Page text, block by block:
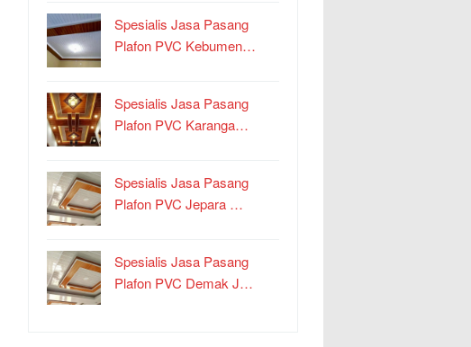
Spesialis Jasa Pasang
Plafon PVC Kebumen…
Spesialis Jasa Pasang
Plafon PVC Karanga…
Spesialis Jasa Pasang
Plafon PVC Jepara …
Spesialis Jasa Pasang
Plafon PVC Demak J…